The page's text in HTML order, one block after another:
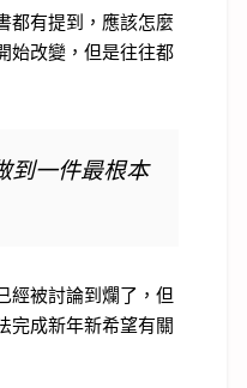
都有提到，應該怎麼
始改變，但是往往都
到一件最根本
經被討論到爛了，但
完成新年新希望有關